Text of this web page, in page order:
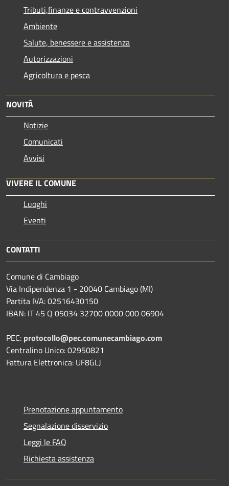
Tributi,finanze e contravvenzioni
Ambiente
Salute, benessere e assistenza
Autorizzazioni
Agricoltura e pesca
NOVITÀ
Notizie
Comunicati
Avvisi
VIVERE IL COMUNE
Luoghi
Eventi
CONTATTI
Comune di Cambiago
Via Indipendenza 1 - 20040 Cambiago (MI)
Partita IVA: 02516430150
IBAN: IT 45 Q 05034 32700 0000 000 06904
PEC: protocollo@pec.comunecambiago.com
Centralino Unico: 02950821
Fattura Elettronica: UF8GLJ
Prenotazione appuntamento
Segnalazione disservizio
Leggi le FAQ
Richiesta assistenza